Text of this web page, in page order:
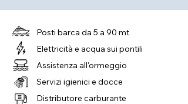
Posti barca da 5 a 90 mt
Elettricità e acqua sui pontili
Assistenza all'ormeggio
Servizi igienici e docce
Distributore carburante